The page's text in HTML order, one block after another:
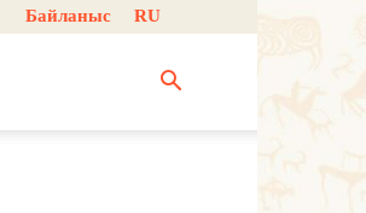
Байланыс RU